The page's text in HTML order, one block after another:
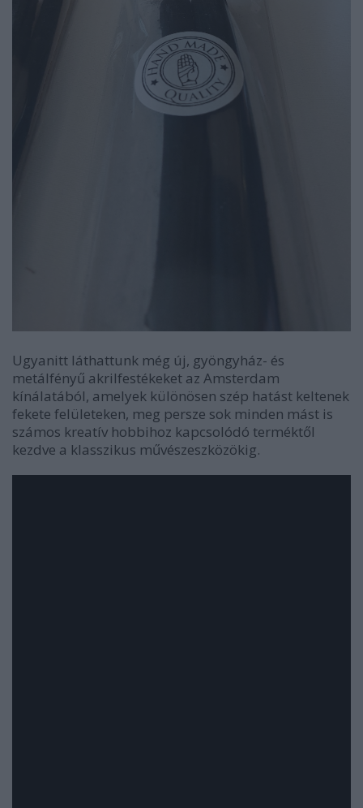
Ugyanitt láthattunk még új, gyöngyház- és
metálfényű akrilfestékeket az Amsterdam
kínálatából, amelyek különösen szép hatást keltenek
fekete felületeken, meg persze sok minden mást is
számos kreatív hobbihoz kapcsolódó terméktől
kezdve a klasszikus művészeszközökig.